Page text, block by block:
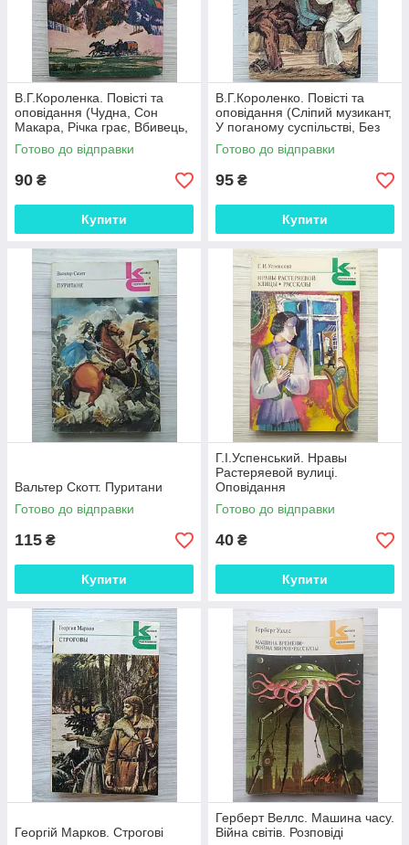
В.Г.Короленка. Повісті та
оповідання (Чудна, Сон
Макара, Річка грає, Вбивець,
Вогники, Мороз, Соколинець)
Готово до відправки
90 ₴
Купити
В.Г.Короленко. Повісті та
оповідання (Сліпий музикант,
У поганому суспільстві, Без
язика, Сибірські нариси)
Готово до відправки
95 ₴
Купити
Вальтер Скотт. Пуритани
Готово до відправки
115 ₴
Купити
Г.І.Успенський. Нравы
Растеряевой вулиці.
Оповідання
Готово до відправки
40 ₴
Купити
Георгій Марков. Строгові
Герберт Веллс. Машина часу.
Війна світів. Розповіді